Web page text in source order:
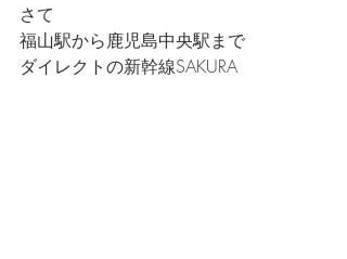
さて
福山駅から鹿児島中央駅まで
ダイレクトの新幹線SAKURA